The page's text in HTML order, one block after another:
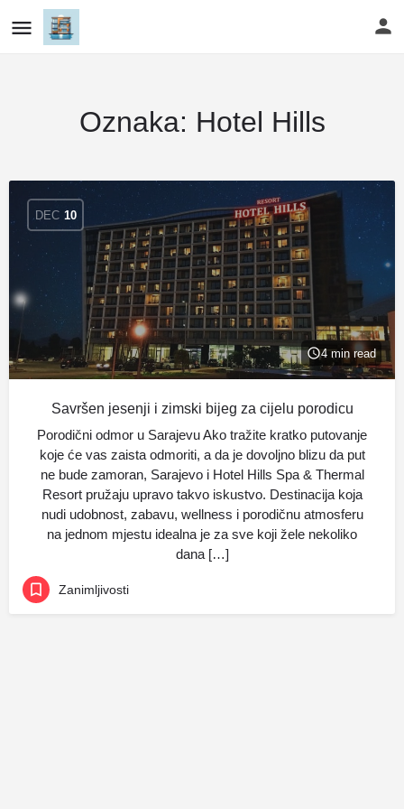
Oznaka: Hotel Hills
DEC 10
4 min read
Savršen jesenji i zimski bijeg za cijelu porodicu
Porodični odmor u Sarajevu Ako tražite kratko putovanje
koje će vas zaista odmoriti, a da je dovoljno blizu da put
ne bude zamoran, Sarajevo i Hotel Hills Spa & Thermal
Resort pružaju upravo takvo iskustvo. Destinacija koja
nudi udobnost, zabavu, wellness i porodičnu atmosferu
na jednom mjestu idealna je za sve koji žele nekoliko
dana […]
Zanimljivosti